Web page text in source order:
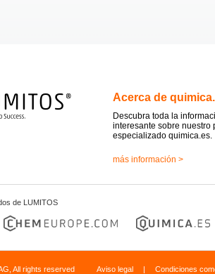
Acerca de
Descubra toda la
interesante sobre nuestro
especializado quimica.es.
más información >
de LUMITOS
All rights reserved Aviso legal | Condiciones